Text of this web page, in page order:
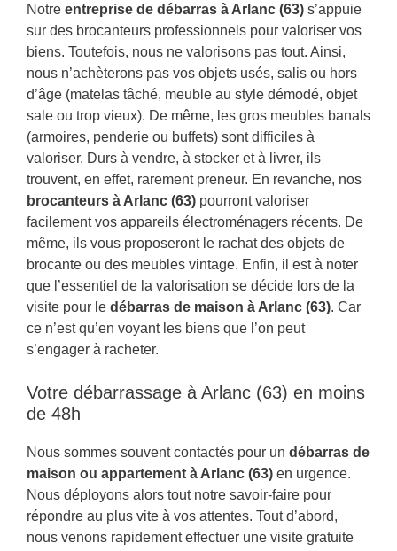
Notre entreprise de débarras à Arlanc (63) s’appuie
sur des brocanteurs professionnels pour valoriser vos
biens. Toutefois, nous ne valorisons pas tout. Ainsi,
nous n’achèterons pas vos objets usés, salis ou hors
d’âge (matelas tâché, meuble au style démodé, objet
sale ou trop vieux). De même, les gros meubles banals
(armoires, penderie ou buffets) sont difficiles à
valoriser. Durs à vendre, à stocker et à livrer, ils
trouvent, en effet, rarement preneur. En revanche, nos
brocanteurs à Arlanc (63) pourront valoriser
facilement vos appareils électroménagers récents. De
même, ils vous proposeront le rachat des objets de
brocante ou des meubles vintage. Enfin, il est à noter
que l’essentiel de la valorisation se décide lors de la
visite pour le débarras de maison à Arlanc (63). Car
ce n’est qu’en voyant les biens que l’on peut
s’engager à racheter.
Votre débarrassage à Arlanc (63) en moins
de 48h
Nous sommes souvent contactés pour un débarras de
maison ou appartement à Arlanc (63) en urgence.
Nous déployons alors tout notre savoir-faire pour
répondre au plus vite à vos attentes. Tout d’abord,
nous venons rapidement effectuer une visite gratuite